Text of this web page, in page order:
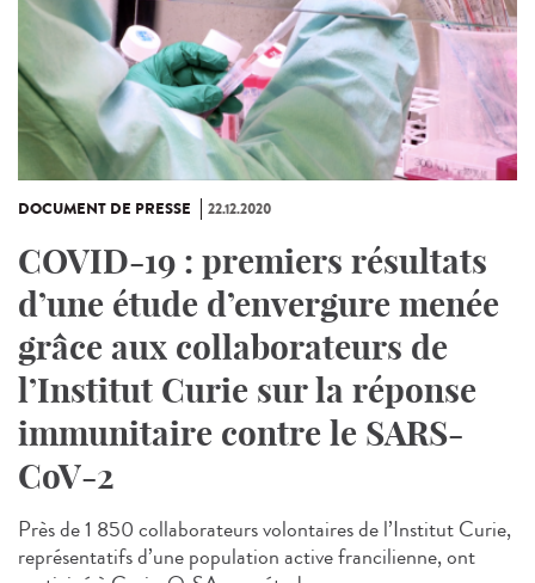
DOCUMENT DE PRESSE 22.12.2020
COVID-19 : premiers résultats
d’une étude d’envergure menée
grâce aux collaborateurs de
l’Institut Curie sur la réponse
immunitaire contre le SARS-
CoV-2
Près de 1 850 collaborateurs volontaires de l’Institut Curie,
représentatifs d’une population active francilienne, ont